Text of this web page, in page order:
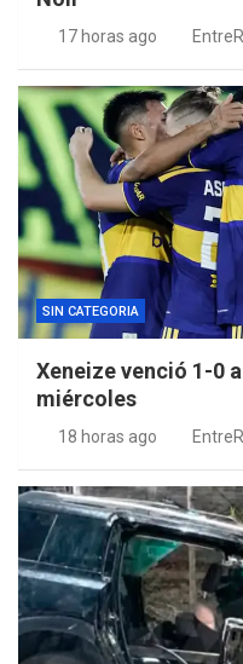
17 horas ago
SIN CATEGORIA
Xeneize venció 1-0
miércoles
18 horas ago